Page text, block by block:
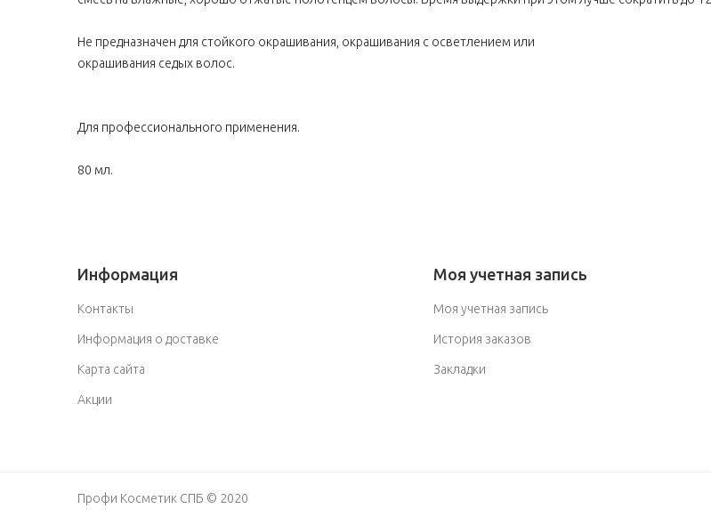
Не предназначен для стойкого окрашивания, окрашивания с осветлением или
окрашивания седых волос.
Для профессионального применения.
80 мл.
Информация
Контакты
Информация о доставке
Карта сайта
Акции
Моя учетная запись
Моя учетная запись
История заказов
Закладки
Профи Косметик СПБ © 2020